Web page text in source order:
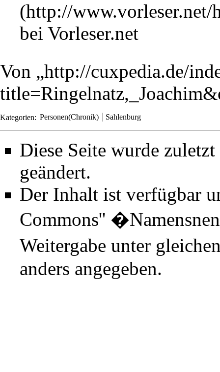
bei Vorleser.net
Von „http://cuxpedia.de/
Kategorien: Personen(Chronik) Sahlenburg
Diese Seite wurde
geändert.
Der Inhalt ist verfügbar
Commons''
Weitergabe unter
anders angegeben.